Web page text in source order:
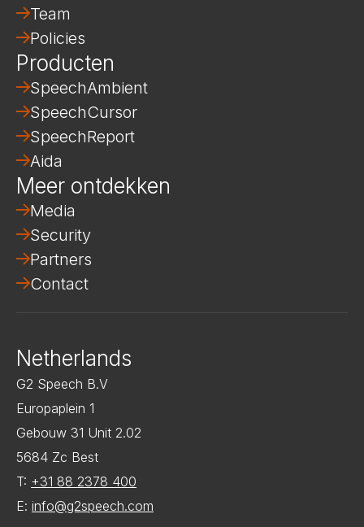
Team
Policies
Producten
SpeechAmbient
SpeechCursor
SpeechReport
Aida
Meer ontdekken
Media
Security
Partners
Contact
Netherlands
G2 Speech B.V
Europaplein 1
Gebouw 31 Unit 2.02
5684 Zc Best
T: +31 88 2378 400
E: info@g2speech.com